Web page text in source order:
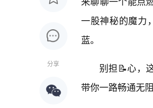
分享
一股神秘的魔力
蓝。
别担📝心，
带你一路畅通无